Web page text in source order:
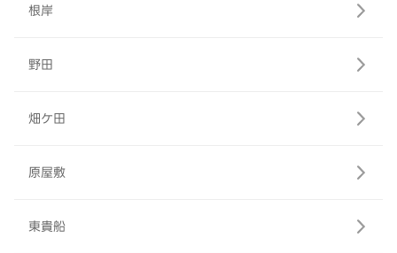
根岸
野田
畑ケ田
原屋敷
東貴船